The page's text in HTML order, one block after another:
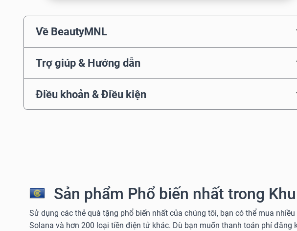
Về BeautyMNL
Trợ giúp & Hướng dẫn
Điều khoản & Điều kiện
Sản phẩm Phổ biến nhất trong
Sử dụng các thẻ quà tặng phổ biến nhất của chúng tôi, bạn có thể mua
Solana và hơn 200 loại tiền điện tử khác. Dù bạn muốn thanh toán phí